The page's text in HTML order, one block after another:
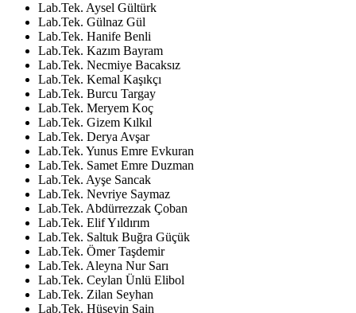
Lab.Tek. Aysel Gültürk
Lab.Tek. Gülnaz Gül
Lab.Tek. Hanife Benli
Lab.Tek. Kazım Bayram
Lab.Tek. Necmiye Bacaksız
Lab.Tek. Kemal Kaşıkçı
Lab.Tek. Burcu Targay
Lab.Tek. Meryem Koç
Lab.Tek. Gizem Kılkıl
Lab.Tek. Derya Avşar
Lab.Tek. Yunus Emre Evkuran
Lab.Tek. Samet Emre Duzman
Lab.Tek. Ayşe Sancak
Lab.Tek. Nevriye Saymaz
Lab.Tek. Abdürrezzak Çoban
Lab.Tek. Elif Yıldırım
Lab.Tek. Saltuk Buğra Güçük
Lab.Tek. Ömer Taşdemir
Lab.Tek. Aleyna Nur Sarı
Lab.Tek. Ceylan Ünlü Elibol
Lab.Tek. Zilan Seyhan
Lab.Tek. Hüseyin Sain